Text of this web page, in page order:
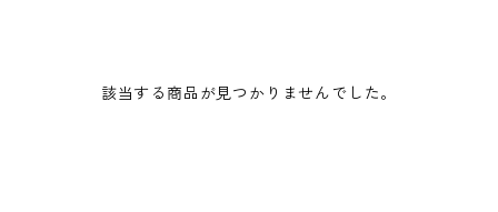
該当する商品が見つかりませんでした。